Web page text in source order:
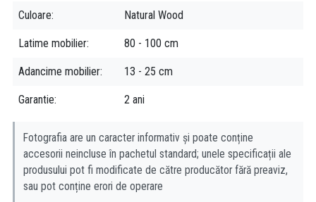
deosebite ale fronturilor
indicat sa folosim suprafete vopsite care sunt cele mai
cea mai indicata.
Culoare Natural Wood
Latime mobilier 80 - 100 cm
Adancime mobilier 13 - 25 cm
Garantie 2 ani
Fotografia are un caracter informativ și poate conține
accesorii neincluse în pachetul standard; unele specificații ale
produsului pot fi modificate de către producător fără preaviz,
sau pot conține erori de operare